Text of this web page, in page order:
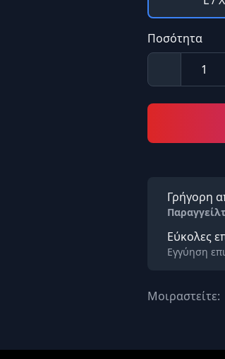
Ποσότητα
Γρήγορη
Εύκολες
Εγγύηση
Μοιραστείτε: